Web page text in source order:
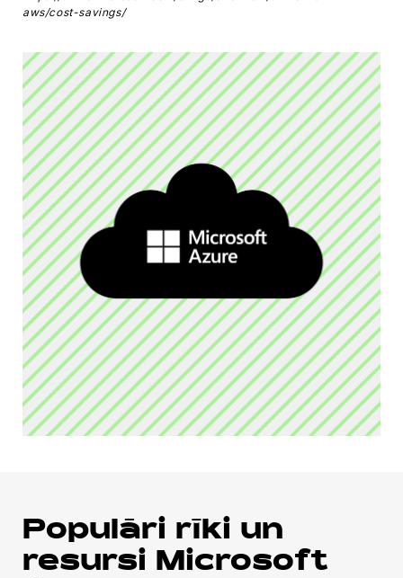
aws/cost-savings/
Populāri rīki un
resursi Microsoft